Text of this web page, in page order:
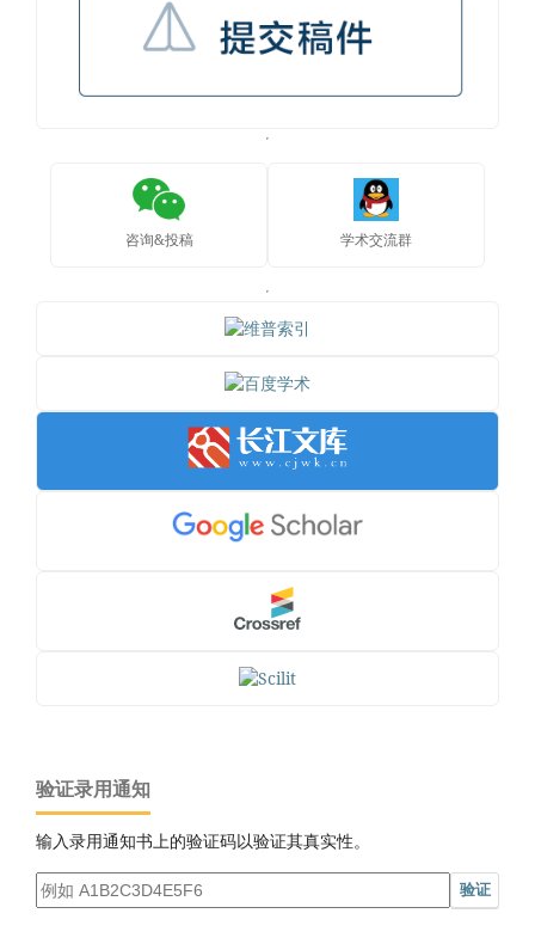
咨询&投稿 学术交流群
验证录用通知
输入录用通知书上的验证码以验证其真实性。
验证